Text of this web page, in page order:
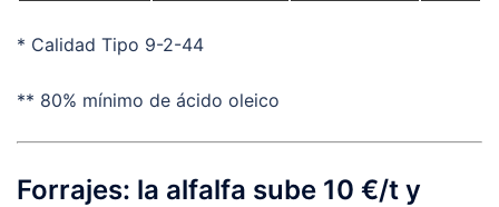
* Calidad Tipo 9-2-44
** 80% mínimo de ácido oleico
Forrajes: la alfalfa sube 10 €/t y